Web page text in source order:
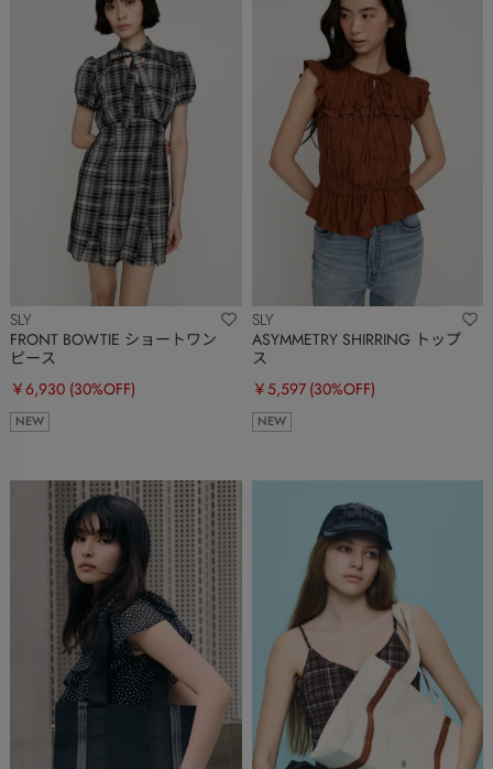
SLY
FRONT BOWTIE ショートワン
ピース
￥6,930 (30%OFF)
NEW
SLY
ASYMMETRY SHIRRING トップ
ス
￥5,597 (30%OFF)
NEW